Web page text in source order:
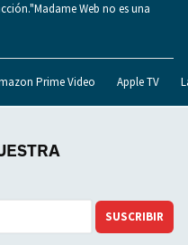
Web no es una
Prime Video Apple TV
SUSCRIBIR